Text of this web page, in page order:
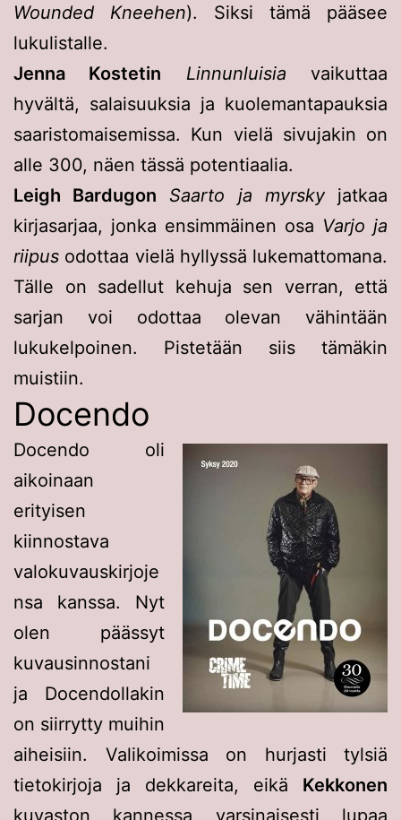
Wounded Kneehen). Siksi tämä pääsee
lukulistalle.
Jenna Kostetin
Linnunluisia vaikuttaa
hyvältä, salaisuuksia ja kuolemantapauksia
saaristomaisemissa. Kun vielä sivujakin on
alle 300, näen tässä potentiaalia.
Leigh Bardugon
Saarto ja myrskyjatkaa
kirjasarjaa, jonka ensimmäinen osa Varjo ja
riipus odottaa vielä hyllyssä lukemattomana.
Tälle on sadellut kehuja sen verran, että
sarjan voi odottaa olevan vähintään
lukukelpoinen. Pistetään siis tämäkin
muistiin.
Docendo
Docendo oli
aikoinaan
erityisen
kiinnostava
valokuvauskirjoje
nsa kanssa. Nyt
olen päässyt
kuvausinnostani
ja Docendollakin
on siirrytty muihin
aiheisiin. Valikoimissa on hurjasti tylsiä
tietokirjoja ja dekkareita, eikä Kekkonen
kuvaston kannessa varsinaisesti lupaa